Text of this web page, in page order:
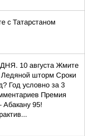
с Татарстаном
10 августа Жмите
Ледяной шторм Сроки
Год условно за 3
Премия
Абакану 95!